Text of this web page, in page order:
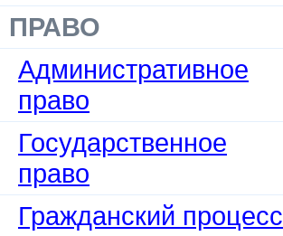
ПРАВО
Административное
право
Государственное
право
Гражданский процесс